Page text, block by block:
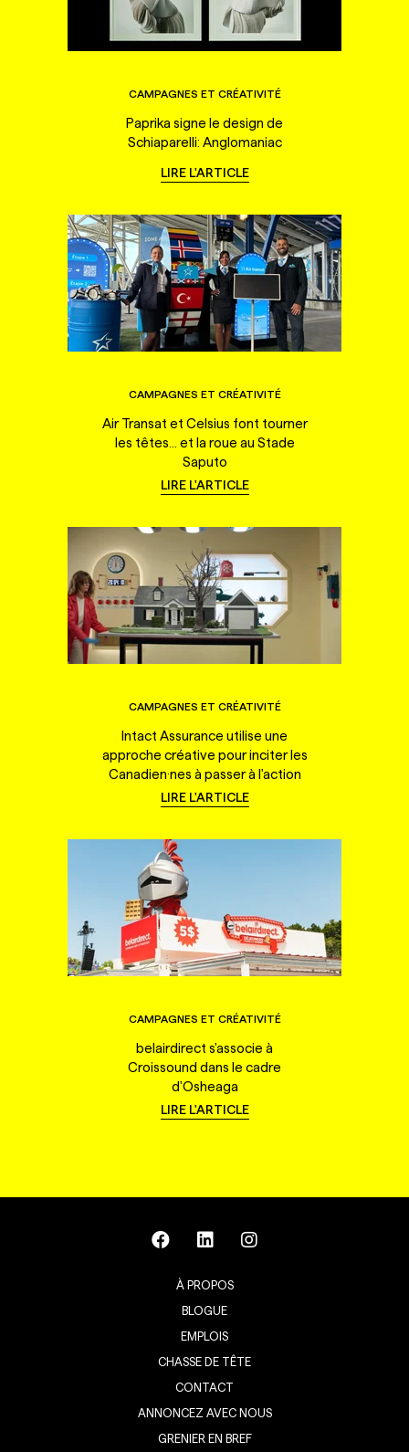
CAMPAGNES ET CRÉATIVITÉ
Paprika signe le design de
Schiaparelli: Anglomaniac
LIRE L'ARTICLE
CAMPAGNES ET CRÉATIVITÉ
Air Transat et Celsius font tourner
les têtes... et la roue au Stade
Saputo
LIRE L'ARTICLE
CAMPAGNES ET CRÉATIVITÉ
Intact Assurance utilise une
approche créative pour inciter les
Canadien·nes à passer à l'action
LIRE L'ARTICLE
CAMPAGNES ET CRÉATIVITÉ
belairdirect s'associe à
Croissound dans le cadre
d'Osheaga
LIRE L'ARTICLE
À PROPOS
BLOGUE
EMPLOIS
CHASSE DE TÊTE
CONTACT
ANNONCEZ AVEC NOUS
GRENIER EN BREF